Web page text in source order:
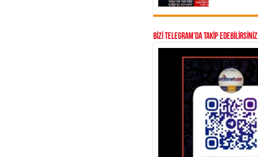
BİZİ TELEGRAM’DA TAKİP EDEBİLİRSİNİZ